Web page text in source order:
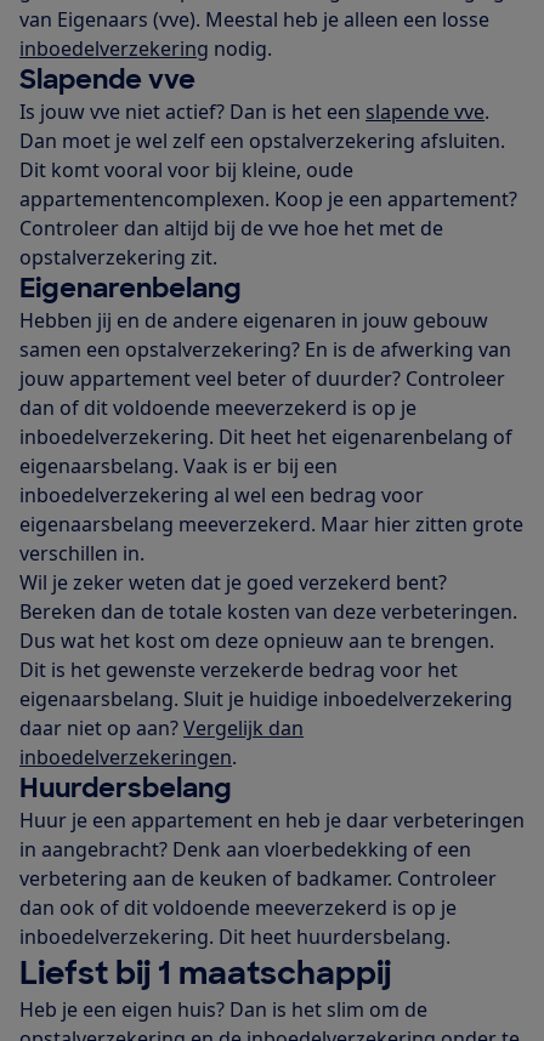
van Eigenaars (vve). Meestal heb je alleen een losse
inboedelverzekering nodig.
Slapende vve
Is jouw vve niet actief? Dan is het een slapende vve.
Dan moet je wel zelf een opstalverzekering afsluiten.
Dit komt vooral voor bij kleine, oude
appartementencomplexen. Koop je een appartement?
Controleer dan altijd bij de vve hoe het met de
opstalverzekering zit.
Eigenarenbelang
Hebben jij en de andere eigenaren in jouw gebouw
samen een opstalverzekering? En is de afwerking van
jouw appartement veel beter of duurder? Controleer
dan of dit voldoende meeverzekerd is op je
inboedelverzekering. Dit heet het eigenarenbelang of
eigenaarsbelang. Vaak is er bij een
inboedelverzekering al wel een bedrag voor
eigenaarsbelang meeverzekerd. Maar hier zitten grote
verschillen in.
Wil je zeker weten dat je goed verzekerd bent?
Bereken dan de totale kosten van deze verbeteringen.
Dus wat het kost om deze opnieuw aan te brengen.
Dit is het gewenste verzekerde bedrag voor het
eigenaarsbelang. Sluit je huidige inboedelverzekering
daar niet op aan?Vergelijk dan
inboedelverzekeringen.
Huurdersbelang
Huur je een appartement en heb je daar verbeteringen
in aangebracht? Denk aan vloerbedekking of een
verbetering aan de keuken of badkamer. Controleer
dan ook of dit voldoende meeverzekerd is op je
inboedelverzekering. Dit heet huurdersbelang.
Liefst bij 1 maatschappij
Heb je een eigen huis? Dan is het slim om de